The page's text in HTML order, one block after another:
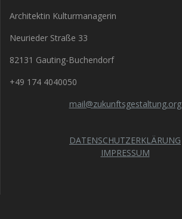
Architektin Kulturmanagerin
Neurieder Straße 33
82131 Gauting-Buchendorf
+49 174 4040050
mail@zukunftsgestaltung.org
DATENSCHUTZERKLÄRUNG
IMPRESSUM